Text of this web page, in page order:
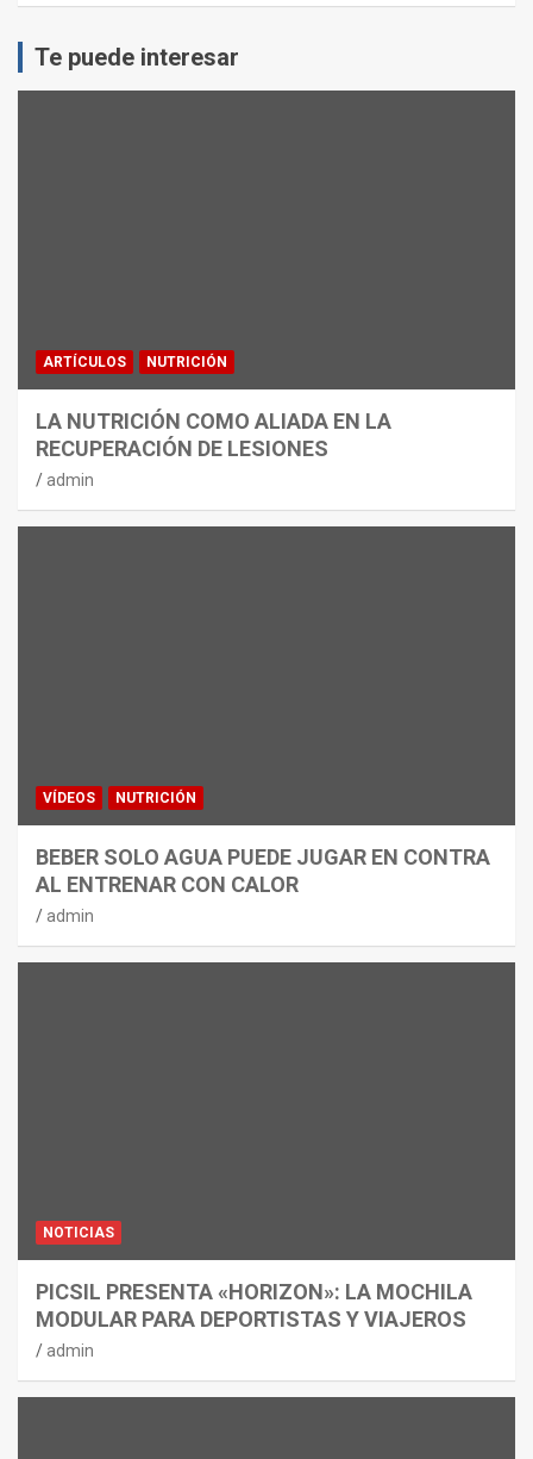
Te puede interesar
ARTÍCULOS NUTRICIÓN
LA NUTRICIÓN COMO ALIADA EN LA
RECUPERACIÓN DE LESIONES
admin
VÍDEOS NUTRICIÓN
BEBER SOLO AGUA PUEDE JUGAR EN CONTRA
AL ENTRENAR CON CALOR
admin
NOTICIAS
PICSIL PRESENTA «HORIZON»: LA MOCHILA
MODULAR PARA DEPORTISTAS Y VIAJEROS
admin